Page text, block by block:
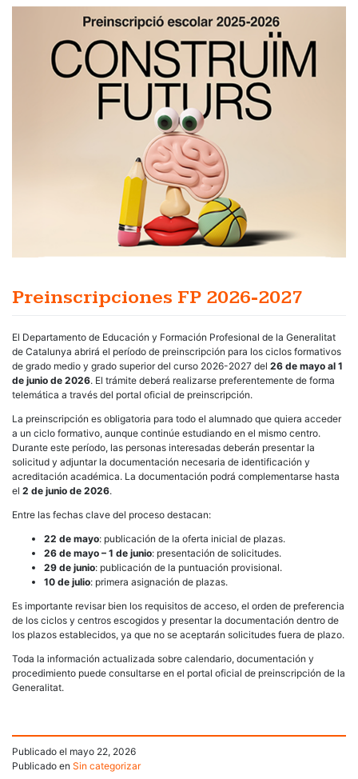
Preinscripciones FP 2026-2027
El Departamento de Educación y Formación Profesional de la Generalitat
de Catalunya abrirá el período de preinscripción para los ciclos formativos
de grado medio y grado superior del curso 2026-2027 del 26 de mayo al 1
de junio de 2026. El trámite deberá realizarse preferentemente de forma
telemática a través del portal oficial de preinscripción.
La preinscripción es obligatoria para todo el alumnado que quiera acceder
a un ciclo formativo, aunque continúe estudiando en el mismo centro.
Durante este período, las personas interesadas deberán presentar la
solicitud y adjuntar la documentación necesaria de identificación y
acreditación académica. La documentación podrá complementarse hasta
el 2 de junio de 2026.
Entre las fechas clave del proceso destacan:
22 de mayo: publicación de la oferta inicial de plazas.
26 de mayo – 1 de junio: presentación de solicitudes.
29 de junio: publicación de la puntuación provisional.
10 de julio: primera asignación de plazas.
Es importante revisar bien los requisitos de acceso, el orden de preferencia
de los ciclos y centros escogidos y presentar la documentación dentro de
los plazos establecidos, ya que no se aceptarán solicitudes fuera de plazo.
Toda la información actualizada sobre calendario, documentación y
procedimiento puede consultarse en el portal oficial de preinscripción de la
Generalitat.
Publicado el mayo 22, 2026
Publicado en Sin categorizar